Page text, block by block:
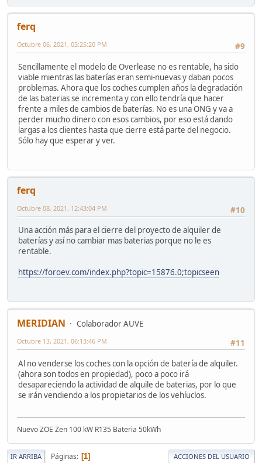
ferq
#9
Octubre 06, 2021, 03:25:20 PM
Sencillamente el modelo de Overlease no es rentable, ha sido
viable mientras las baterías eran semi-nuevas y daban pocos
problemas. Ahora que los coches cumplen años la degradación
de las baterias se incrementa y con ello tendría que hacer
frente a miles de cambios de baterías. No es una ONG y va a
perder mucho dinero con esos cambios, por eso está dando
largas a los clientes hasta que cierre está parte del negocio.
Sólo hay que esperar y ver.
ferq
#10
Octubre 08, 2021, 12:43:04 PM
Una acción más para el cierre del proyecto de alquiler de
baterías y así no cambiar mas baterias porque no le es
rentable.
https://foroev.com/index.php?topic=15876.0;topicseen
MERIDIAN
Colaborador AUVE
#11
Octubre 13, 2021, 06:13:46 PM
Al no venderse los coches con la opción de batería de alquiler.
(ahora son todos en propiedad), poco a poco irá
desapareciendo la actividad de alquile de baterias, por lo que
se irán vendiendo a los propietarios de los vehíuclos.
Nuevo ZOE Zen 100 kW R135 Bateria 50kWh
IR ARRIBA Páginas 1 ACCIONES DEL USUARIO